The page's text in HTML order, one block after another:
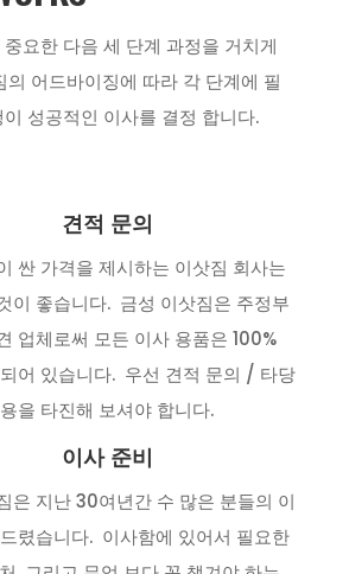
요한 다음 세 단계 과정을 거치게
의 어드바이징에 따라 각 단계에 필
성공적인 이사를 결정 합니다.
견적 문의
싼 가격을 제시하는 이삿짐 회사는
이 좋습니다. 금성 이삿짐은 주정부
업체로써 모든 이사 용품은 100%
어 있습니다. 우선 견적 문의 / 타당
을 타진해 보셔야 합니다.
이사 준비
은 지난 30여년간 수 많은 분들의 이
렸습니다. 이사함에 있어서 필요한